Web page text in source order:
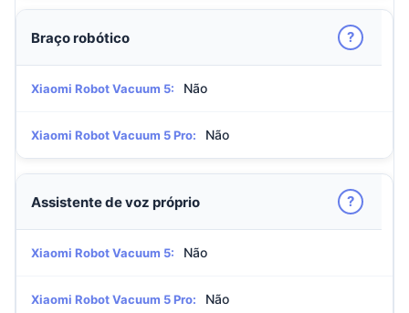
Braço robótico ?
Xiaomi Robot Vacuum 5: Não
Xiaomi Robot Vacuum 5 Pro: Não
Assistente de voz próprio ?
Xiaomi Robot Vacuum 5: Não
Xiaomi Robot Vacuum 5 Pro: Não